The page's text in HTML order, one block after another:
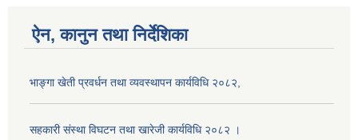
ऐन, कानुन तथा निर्देशिका
भाङ्गा खेती प्रवर्धन तथा व्यवस्थापन कार्यविधि २०८२,
सहकारी संस्था विघटन तथा खारेजी कार्यविधि २०८२ ।